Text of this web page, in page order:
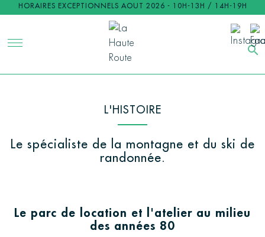
HORAIRES EXCEPTIONNELS AOUT 2026 - 10H-13H / 14H-19H
search
L'HISTOIRE
Le spécialiste de la montagne et du ski de
randonnée.
Le parc de location et l'atelier au milieu
des années 80